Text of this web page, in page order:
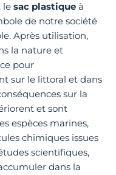
lesac plastique à
de notre société
Après utilisation,
la nature et
pour
sur le littoral et dans
sur la
et sont
espèces marines,
chimiques issues
scientifiques,
dans la